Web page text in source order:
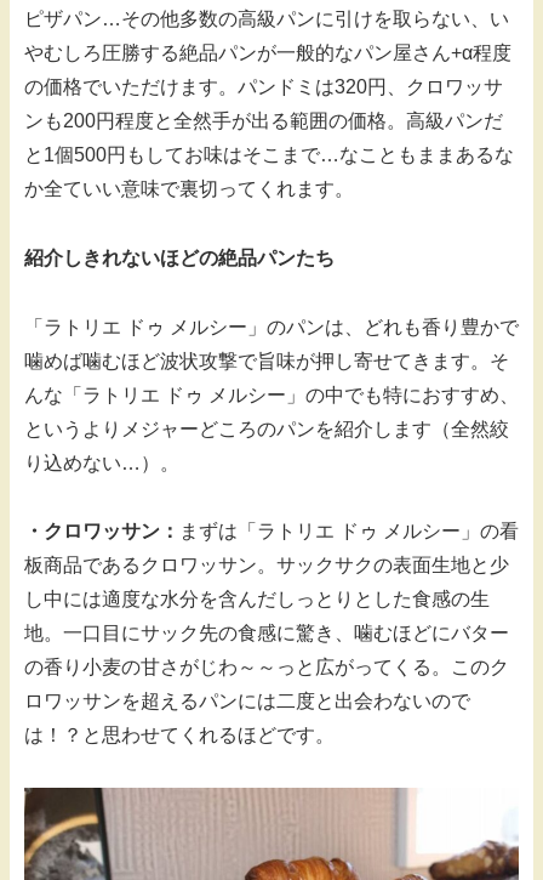
ピザパン…その他多数の高級パンに引けを取らない、い
やむしろ圧勝する絶品パンが一般的なパン屋さん+α程度
の価格でいただけます。パンドミは320円、クロワッサ
ンも200円程度と全然手が出る範囲の価格。高級パンだ
と1個500円もしてお味はそこまで…なこともままあるな
か全ていい意味で裏切ってくれます。
紹介しきれないほどの絶品パンたち
「ラトリエ ドゥ メルシー」のパンは、どれも香り豊かで
噛めば噛むほど波状攻撃で旨味が押し寄せてきます。そ
んな「ラトリエ ドゥ メルシー」の中でも特におすすめ、
というよりメジャーどころのパンを紹介します（全然絞
り込めない…）。
・クロワッサン： まずは「ラトリエ ドゥ メルシー」の看
板商品であるクロワッサン。サックサクの表面生地と少
し中には適度な水分を含んだしっとりとした食感の生
地。一口目にサック先の食感に驚き、噛むほどにバター
の香り小麦の甘さがじわ～～っと広がってくる。このク
ロワッサンを超えるパンには二度と出会わないので
は！？と思わせてくれるほどです。